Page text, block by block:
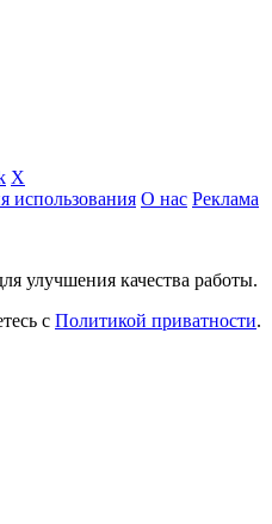
X
использования О нас Реклама
улучшения качества работы.
с Политикой приватности.